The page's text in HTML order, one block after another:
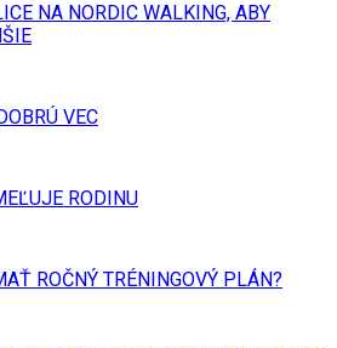
NA NORDIC WALKING, ABY
VEC
RODINU
ROČNÝ TRÉNINGOVÝ PLÁN?